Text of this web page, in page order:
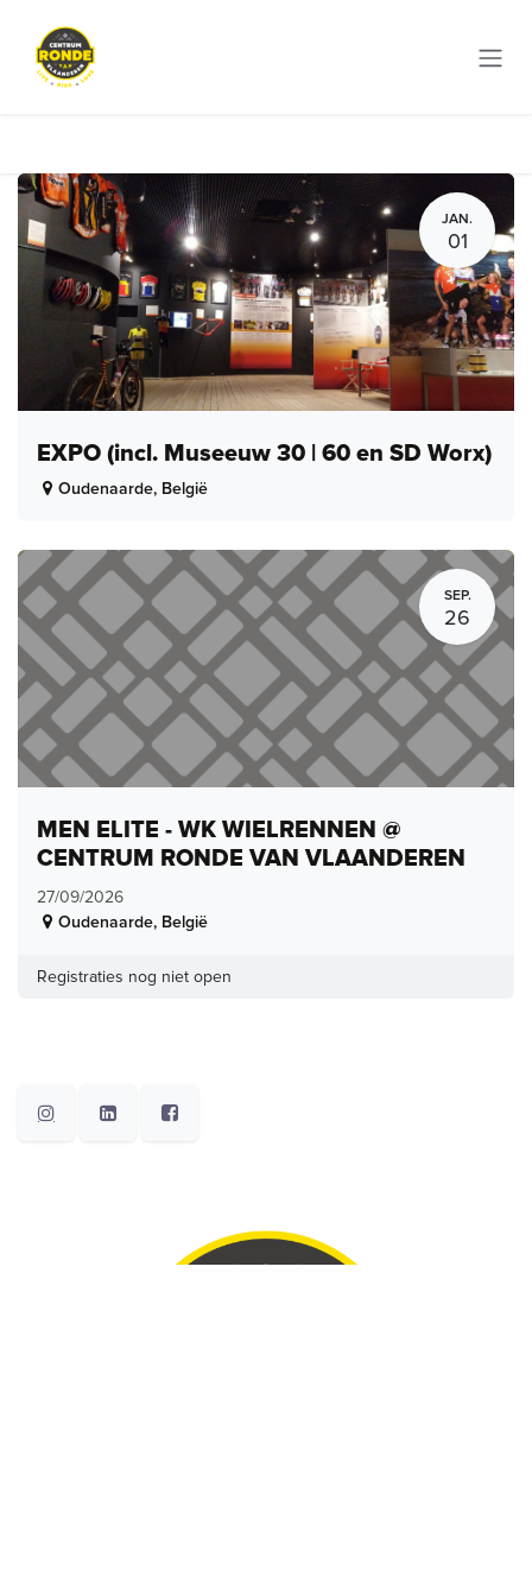
JAN.
01
EXPO (incl. Museeuw 30 | 60 en SD Worx)
Oudenaarde, België
SEP.
26
MEN ELITE - WK WIELRENNEN @
CENTRUM RONDE VAN VLAANDEREN
27/09/2026
Oudenaarde, België
Registraties nog niet open